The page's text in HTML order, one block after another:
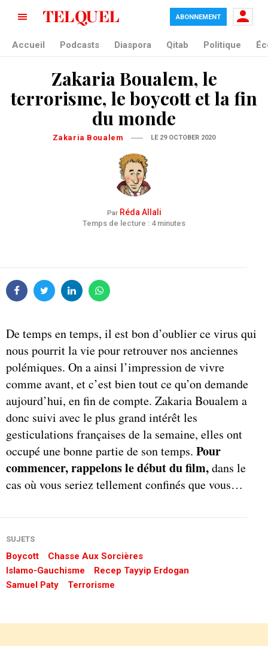
ABONNEMENT
Accueil Podcasts Diaspora Qitab Politique
Zakaria Boualem, le
terrorisme, le boycott et la fin
du monde
Zakaria Boualem LE 29 OCTOBER 2020
ParRéda Allali
Temps de lecture : 4 minutes
De temps en temps, il est bon d’oublier ce virus qui
nous pourrit la vie pour retrouver nos anciennes
polémiques. On a ainsi l’impression de vivre
comme avant, et c’est bien tout ce qu’on demande
aujourd’hui, en fin de compte. Zakaria Boualem a
donc suivi avec le plus grand intérêt les
gesticulations françaises de la semaine, elles ont
occupé une bonne partie de son temps. Pour
commencer, rappelons le début du film,dans le
cas où vous seriez tellement confinés que vous…
SUJETS
Boycott
Chasse Aux Sorcières
Islamo-Gauchisme
Recep Tayyip Erdogan
Samuel Paty
Terrorisme